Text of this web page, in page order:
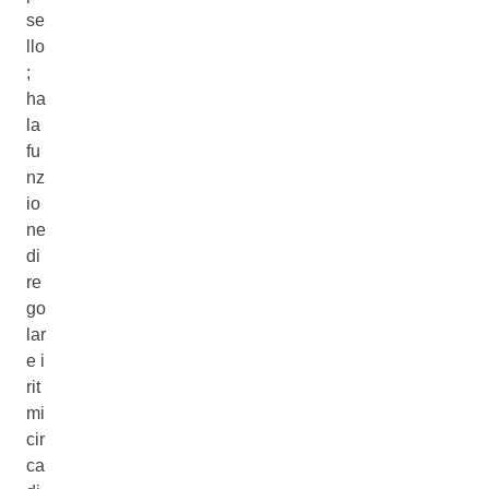
se
llo
;
ha
la
fu
nz
io
ne
di
re
go
lar
e i
rit
mi
cir
ca